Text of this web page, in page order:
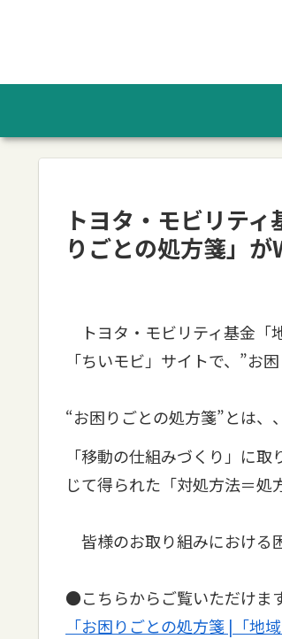
トヨタ・モビリテ
りごとの処方箋」
トヨタ・モビリティ基金「
「ちいモビ」サイトで、”お
“お困りごとの処方箋”とは、、
「移動の仕組みづくり」に
じて得られた「対処方法＝処
皆様のお取り組みにおける
●こちらからご覧いただけま
「お困りごとの処方箋 |「地